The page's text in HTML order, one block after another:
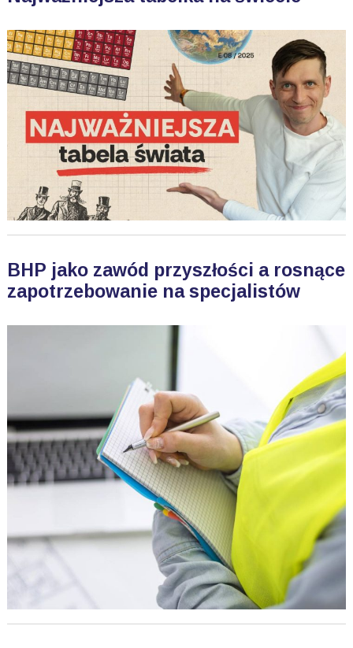
BHP jako zawód przyszłości a rosnące
zapotrzebowanie na specjalistów